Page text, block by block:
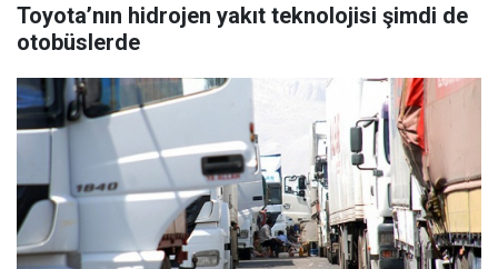
Toyota’nın hidrojen yakıt teknolojisi şimdi de
otobüslerde